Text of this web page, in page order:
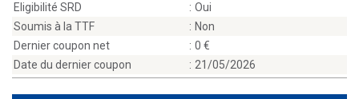
Eligibilité SRD
: Oui
Soumis à la TTF
: Non
Dernier coupon net
: 0
Date du dernier coupon
: 21/05/2026